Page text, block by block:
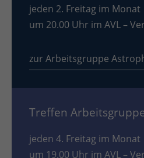
jeden 2. Freitag im Monat
um 20.00 Uhr im AVL –
zur Arbeitsgruppe
Treffen
jeden 4. Freitag im Monat
um 19.00 Uhr im AVL –